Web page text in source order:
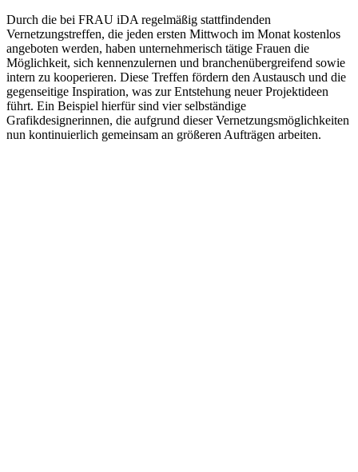
Durch die bei FRAU iDA regelmäßig stattfindenden
Vernetzungstreffen, die jeden ersten Mittwoch im Monat kostenlos
angeboten werden, haben unternehmerisch tätige Frauen die
Möglichkeit, sich kennenzulernen und branchenübergreifend sowie
intern zu kooperieren. Diese Treffen fördern den Austausch und die
gegenseitige Inspiration, was zur Entstehung neuer Projektideen
führt. Ein Beispiel hierfür sind vier selbständige
Grafikdesignerinnen, die aufgrund dieser Vernetzungsmöglichkeiten
nun kontinuierlich gemeinsam an größeren Aufträgen arbeiten.